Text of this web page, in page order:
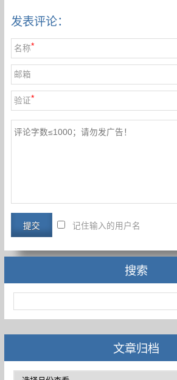
发表评论：
名称*
邮箱
验证*
记住输入的用户名
搜索
文章归档